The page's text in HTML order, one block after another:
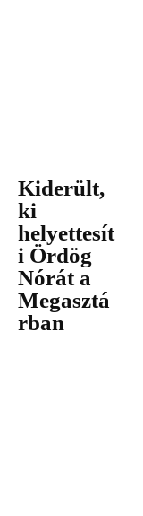
Kiderült,
ki
helyettesít
i Ördög
Nórát a
Megasztá
rban